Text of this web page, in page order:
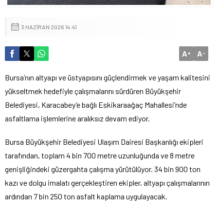
3 HAZIRAN 2026 14:41
A+ A-
Bursa’nın altyapı ve üstyapısını güçlendirmek ve yaşam kalitesini
yükseltmek hedefiyle çalışmalarını sürdüren Büyükşehir
Belediyesi, Karacabey’e bağlı Eskikaraağaç Mahallesi’nde
asfaltlama işlemlerine aralıksız devam ediyor.
Bursa Büyükşehir Belediyesi Ulaşım Dairesi Başkanlığı ekipleri
tarafından, toplam 4 bin 700 metre uzunluğunda ve 8 metre
genişliğindeki güzergahta çalışma yürütülüyor. 34 bin 900 ton
kazı ve dolgu imalatı gerçekleştiren ekipler, altyapı çalışmalarının
ardından 7 bin 250 ton asfalt kaplama uygulayacak.